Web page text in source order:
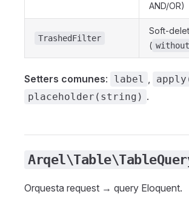
AND/OR)
TrashedFilter
Soft-
( without
Setters comunes: label ,
placeholder(string) .
Orquesta request → query Eloquent.